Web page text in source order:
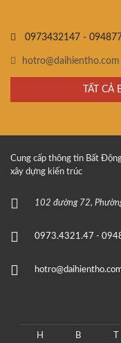
0973432147 -
hotro@daihientho.com
TẤT
Cung cấp thông tin Bất
xây dựng kiến trúc
102 đường 72,
0973.4321.47 -
H B